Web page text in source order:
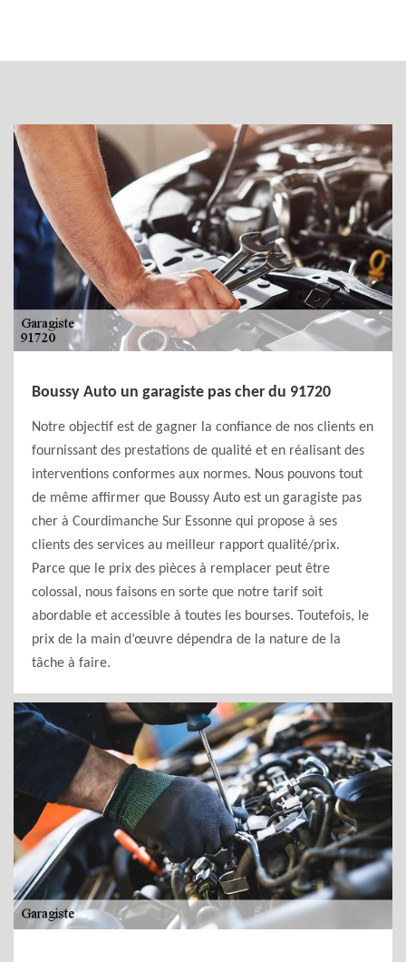
Boussy Auto un garagiste pas cher du 91720
Notre objectif est de gagner la confiance de nos clients en
fournissant des prestations de qualité et en réalisant des
interventions conformes aux normes. Nous pouvons tout
de même affirmer que Boussy Auto est un garagiste pas
cher à Courdimanche Sur Essonne qui propose à ses
clients des services au meilleur rapport qualité/prix.
Parce que le prix des pièces à remplacer peut être
colossal, nous faisons en sorte que notre tarif soit
abordable et accessible à toutes les bourses. Toutefois, le
prix de la main d’œuvre dépendra de la nature de la
tâche à faire.